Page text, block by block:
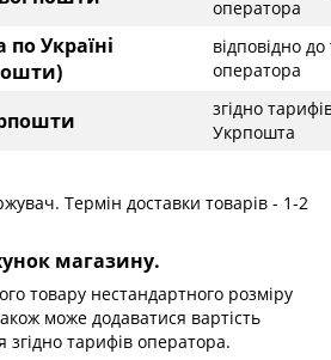
оператора
Україні
відповідно
оператора
згідно
Укрпошта
Термін доставки товарів - 1-2
магазину.
товару нестандартного розміру
може додаватися вартість
згідно тарифів оператора.